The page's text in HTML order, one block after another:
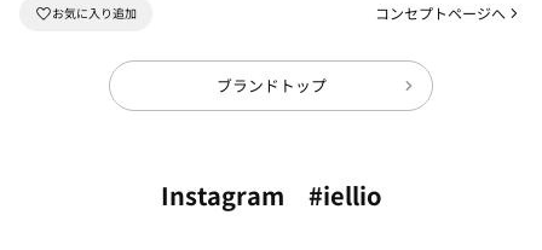
コンセプトページへ
ブランドトップ
Instagram #iellio